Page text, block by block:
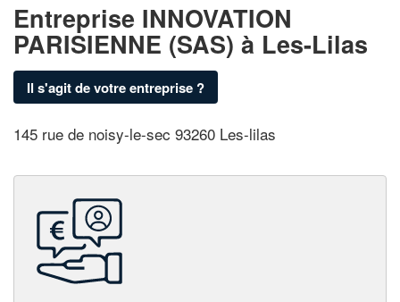
Entreprise INNOVATION
PARISIENNE (SAS) à Les-Lilas
Il s'agit de votre entreprise ?
145 rue de noisy-le-sec 93260 Les-lilas